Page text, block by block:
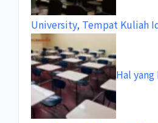
University, Tempat Kuliah
Hal